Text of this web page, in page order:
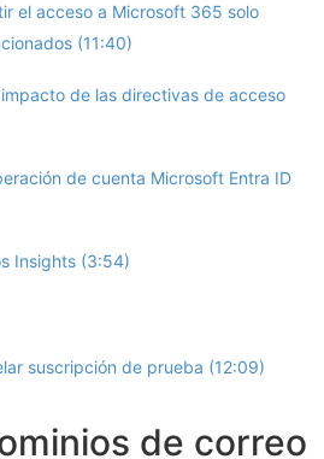
el acceso a Microsoft 365 solo
(11:40)
impacto de las directivas de acceso
de cuenta Microsoft Entra ID
Insights (3:54)
suscripción de prueba (12:09)
de correo